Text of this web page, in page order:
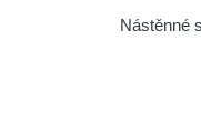
Nástěnné